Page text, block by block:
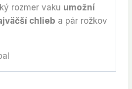
rozmer vaku umožní
chlieb a pár rožkov